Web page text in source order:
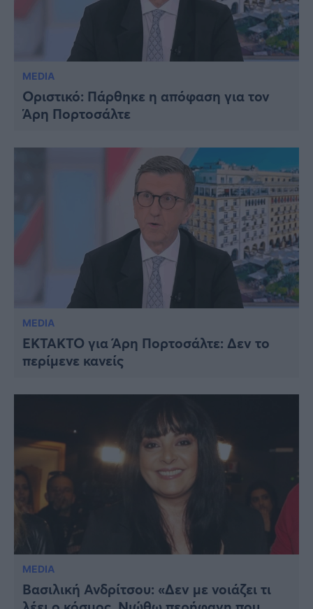
MEDIA
Οριστικό: Πάρθηκε η απόφαση για τον
Άρη Πορτοσάλτε
MEDIA
ΕΚΤΑΚΤΟ για Άρη Πορτοσάλτε: Δεν το
περίμενε κανείς
MEDIA
Βασιλική Ανδρίτσου: «Δεν με νοιάζει τι